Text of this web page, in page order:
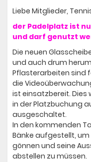
Liebe Mitglieder,
der Padelplatz ist
und darf genutzt
Die neuen
und auch drum
Pflasterarbeiten sind
die
ist einsatzbereit. Dies
in der Platzbuchung
ausgeschaltet.
In den kommenden
Bänke aufgestellt,
gönnen und seine
abstellen zu müssen.